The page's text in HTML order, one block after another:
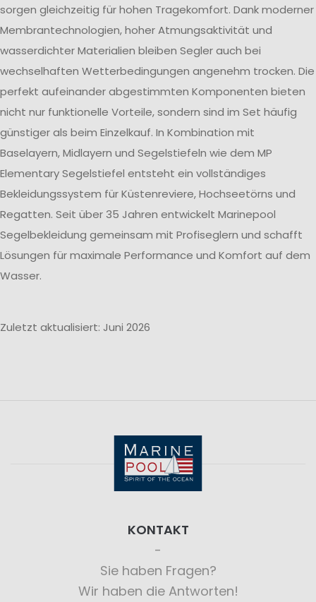
sorgen gleichzeitig für hohen Tragekomfort. Dank moderner
Membrantechnologien, hoher Atmungsaktivität und
wasserdichter Materialien bleiben Segler auch bei
wechselhaften Wetterbedingungen angenehm trocken. Die
perfekt aufeinander abgestimmten Komponenten bieten
nicht nur funktionelle Vorteile, sondern sind im Set häufig
günstiger als beim Einzelkauf. In Kombination mit
Baselayern, Midlayern und Segelstiefeln wie dem MP
Elementary Segelstiefel entsteht ein vollständiges
Bekleidungssystem für Küstenreviere, Hochseetörns und
Regatten. Seit über 35 Jahren entwickelt Marinepool
Segelbekleidung gemeinsam mit Profiseglern und schafft
Lösungen für maximale Performance und Komfort auf dem
Wasser.
Zuletzt aktualisiert: Juni 2026
KONTAKT
Sie haben Fragen?
Wir haben die Antworten!